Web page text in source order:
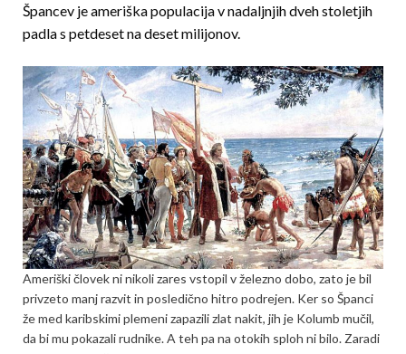
Špancev je ameriška populacija v nadaljnjih dveh stoletjih
padla s petdeset na deset milijonov.
Ameriški človek ni nikoli zares vstopil v železno dobo, zato je bil
privzeto manj razvit in posledično hitro podrejen. Ker so Španci
že med karibskimi plemeni zapazili zlat nakit, jih je Kolumb mučil,
da bi mu pokazali rudnike. A teh pa na otokih sploh ni bilo. Zaradi